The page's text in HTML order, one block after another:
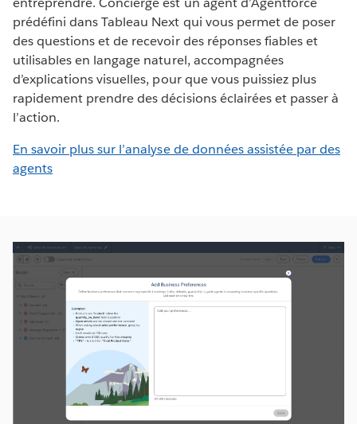
prédéfini dans Tableau Next qui vous permet de poser
des questions et de recevoir des réponses fiables et
utilisables en langage naturel, accompagnées
d’explications visuelles, pour que vous puissiez plus
rapidement prendre des décisions éclairées et passer à
l’action.
En savoir plus sur l’analyse de données assistée par des
agents